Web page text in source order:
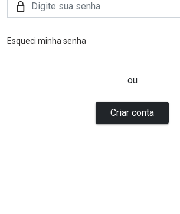
Esqueci minha senha
ou
Criar conta